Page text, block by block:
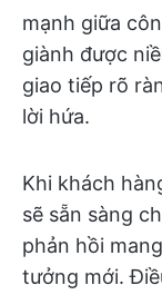
mạnh giữa
giành được
giao tiếp rõ
lời hứa.
Khi khách
sẽ sẵn sàng
phản hồi
tưởng mới.